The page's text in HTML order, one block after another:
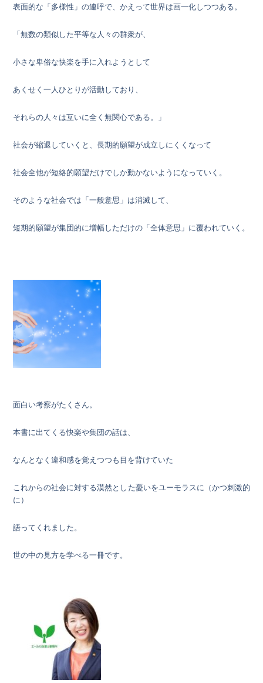
表面的な「多様性」の連呼で、かえって世界は画一化しつつある。
「無数の類似した平等な人々の群衆が、
小さな卑俗な快楽を手に入れようとして
あくせく一人ひとりが活動しており、
それらの人々は互いに全く無関心である。」
社会が縮退していくと、長期的願望が成立しにくくなって
社会全他が短絡的願望だけでしか動かないようになっていく。
そのような社会では「一般意思」は消滅して、
短期的願望が集団的に増幅しただけの「全体意思」に覆われていく。
面白い考察がたくさん。
本書に出てくる快楽や集団の話は、
なんとなく違和感を覚えつつも目を背けていた
これからの社会に対する漠然とした憂いをユーモラスに（かつ刺激的
に）
語ってくれました。
世の中の見方を学べる一冊です。